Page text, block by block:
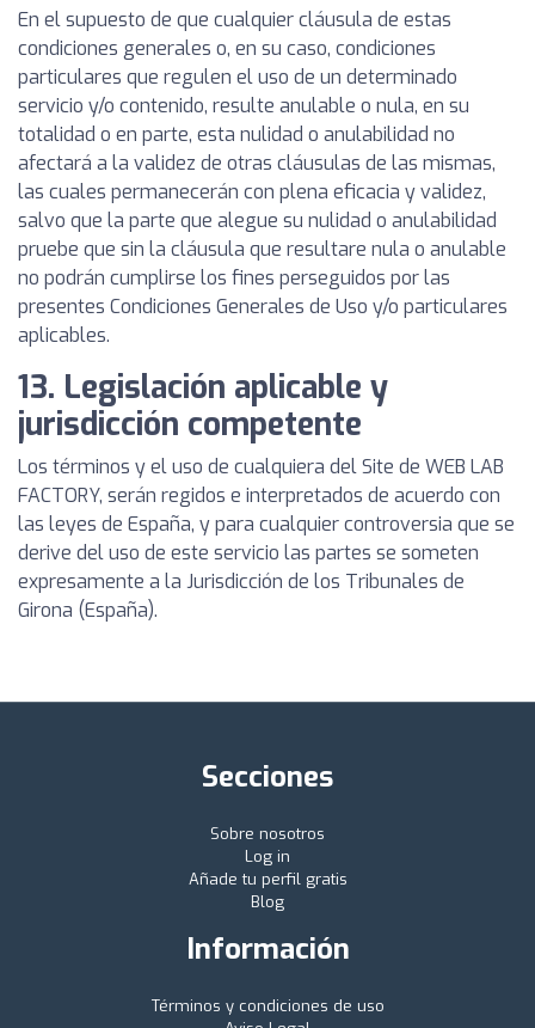
En el supuesto de que cualquier cláusula de estas
condiciones generales o, en su caso, condiciones
particulares que regulen el uso de un determinado
servicio y/o contenido, resulte anulable o nula, en su
totalidad o en parte, esta nulidad o anulabilidad no
afectará a la validez de otras cláusulas de las mismas,
las cuales permanecerán con plena eficacia y validez,
salvo que la parte que alegue su nulidad o anulabilidad
pruebe que sin la cláusula que resultare nula o anulable
no podrán cumplirse los fines perseguidos por las
presentes Condiciones Generales de Uso y/o particulares
aplicables.
13. Legislación aplicable y
jurisdicción competente
Los términos y el uso de cualquiera del Site de WEB LAB
FACTORY, serán regidos e interpretados de acuerdo con
las leyes de España, y para cualquier controversia que se
derive del uso de este servicio las partes se someten
expresamente a la Jurisdicción de los Tribunales de
Girona (España).
Secciones
Sobre nosotros
Log in
Añade tu perfil gratis
Blog
Información
Términos y condiciones de uso